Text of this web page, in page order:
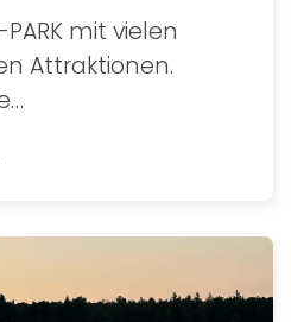
mit vielen
Attraktionen.